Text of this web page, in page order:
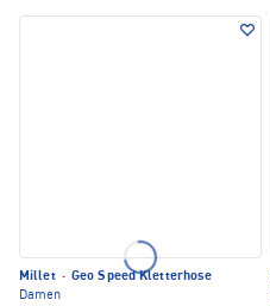
Millet · Geo Speed Kletterhose
Damen